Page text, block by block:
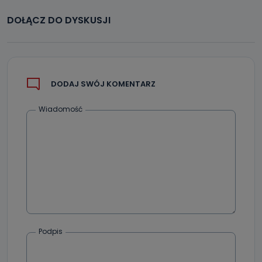
danych osobowych?
DOŁĄCZ DO DYSKUSJI
DODAJ SWÓJ KOMENTARZ
Wiadomość
Podpis